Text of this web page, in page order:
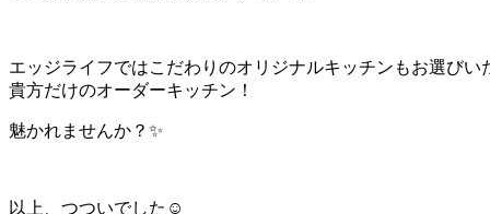
エッジライフではこだわりのオリジナルキッチンもお選びい
貴方だけのオーダーキッチン！
魅かれませんか？✨
以上、つついでした☺